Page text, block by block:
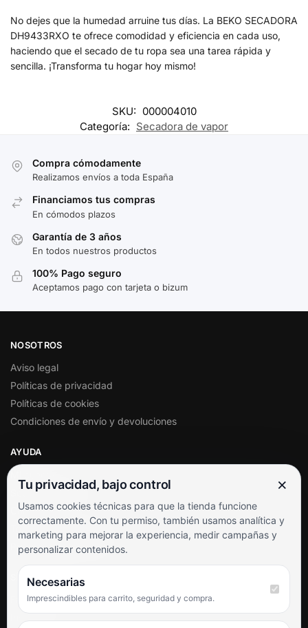
No dejes que la humedad arruine tus días. La BEKO SECADORA
DH9433RXO te ofrece comodidad y eficiencia en cada uso,
haciendo que el secado de tu ropa sea una tarea rápida y
sencilla. ¡Transforma tu hogar hoy mismo!
SKU: 000004010
Categoría: Secadora de vapor
Compra cómodamente
Realizamos envíos a toda España
Financiamos tus compras
En cómodos plazos
Garantía de 3 años
En todos nuestros productos
100% Pago seguro
Aceptamos pago con tarjeta o bizum
NOSOTROS
Aviso legal
Políticas de privacidad
Políticas de cookies
Condiciones de envío y devoluciones
AYUDA
Soporte al cliente
Contacto
Términos y condiciones
Preguntas frecuentes
SÍGUENOS
Facebook
Tu privacidad, bajo control ×
Usamos cookies técnicas para que la tienda funcione
correctamente. Con tu permiso, también usamos analítica y
marketing para mejorar la experiencia, medir campañas y
personalizar contenidos.
Necesarias
Imprescindibles para carrito, seguridad y compra.